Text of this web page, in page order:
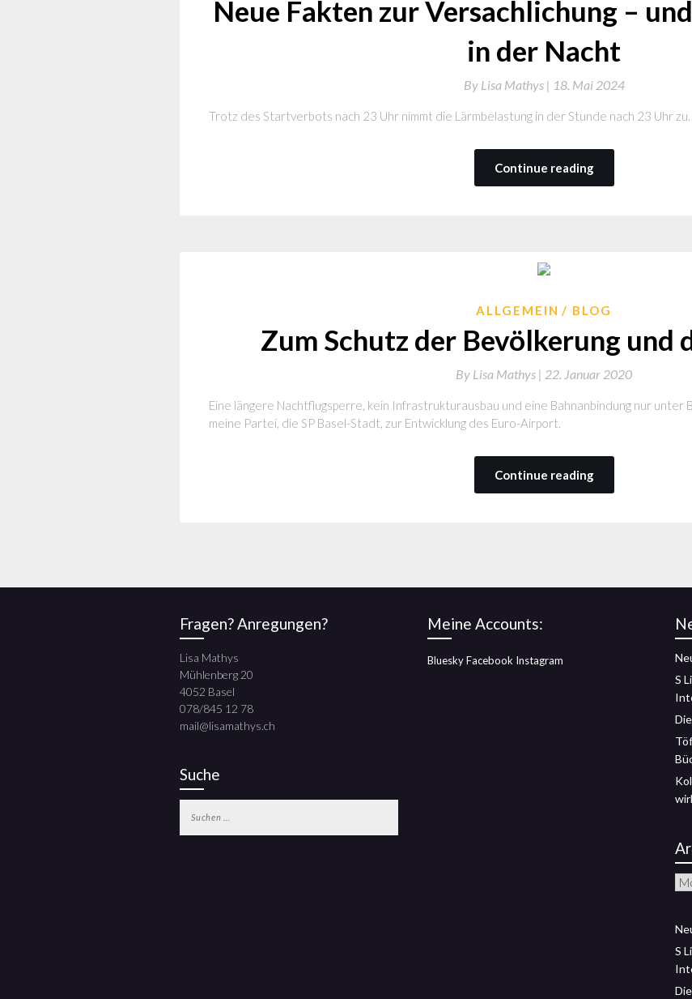
Neue Fakten zur Versachlichung –
in der Nacht
By Lisa Mathys | 18. Mai 2024
Trotz des Startverbots nach 23 Uhr nimmt die Lärmbelastung in der Stunde nach 23 Uhr
Continue reading
ALLGEMEIN BLOG
Zum Schutz der Bevölkerung und
By Lisa Mathys | 22. Januar 2020
Eine längere Nachtflugsperre, kein Infrastrukturausbau und eine Bahnanbindung nur unter
meine Partei, die SP Basel-Stadt, zur Entwicklung des Euro-Airport.
Continue reading
Fragen? Anregungen?
Lisa Mathys
Mühlenberg 20
4052 Basel
078/845 12 78
mail@lisamathys.ch
Suche
nach:
Meine Accounts:
BlueskyFacebook Instagram
S
S